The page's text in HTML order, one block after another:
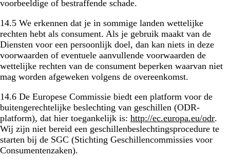
voorbeeldige of bestraffende schade.
14.5 We erkennen dat je in sommige landen wettelijke
rechten hebt als consument. Als je gebruik maakt van de
Diensten voor een persoonlijk doel, dan kan niets in deze
voorwaarden of eventuele aanvullende voorwaarden de
wettelijke rechten van de consument beperken waarvan niet
mag worden afgeweken volgens de overeenkomst.
14.6 De Europese Commissie biedt een platform voor de
buitengerechtelijke beslechting van geschillen (ODR-
platform), dat hier toegankelijk is: http://ec.europa.eu/odr.
Wij zijn niet bereid een geschillenbeslechtingsprocedure te
starten bij de SGC (Stichting Geschillencommissies voor
Consumentenzaken).